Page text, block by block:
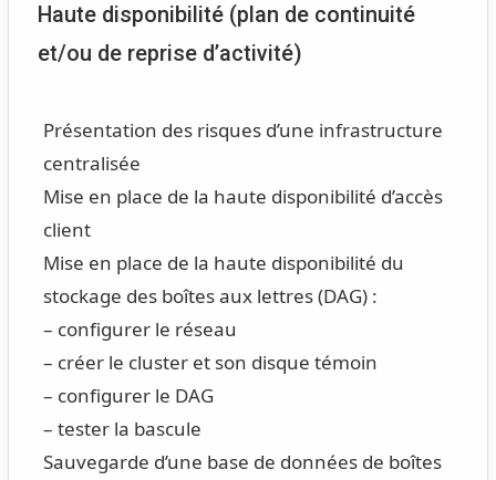
Haute disponibilité (plan de continuité
et/ou de reprise d’activité)
Présentation des risques d’une infrastructure
centralisée
Mise en place de la haute disponibilité d’accès
client
Mise en place de la haute disponibilité du
stockage des boîtes aux lettres (DAG) :
– configurer le réseau
– créer le cluster et son disque témoin
– configurer le DAG
– tester la bascule
Sauvegarde d’une base de données de boîtes